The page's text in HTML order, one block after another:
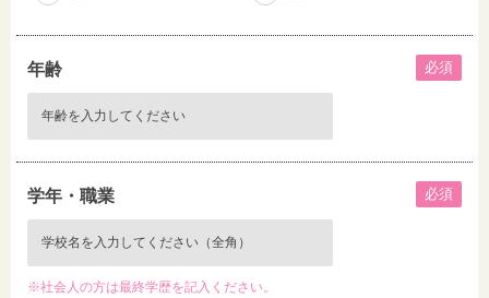
年齢 必須
学年・職業 必須
※社会人の方は最終学歴を記入ください。